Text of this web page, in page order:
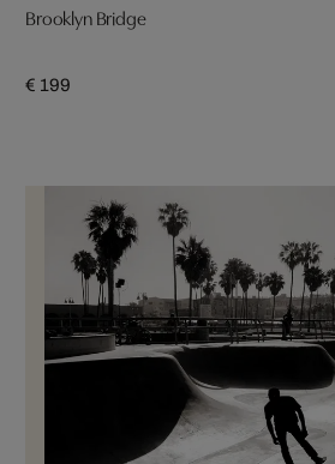
Brooklyn Bridge
€ 199